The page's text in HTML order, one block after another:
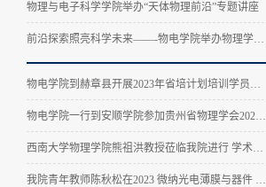
物理与电子科学学院举办“天体物理前沿”专题讲座
前沿探索照亮科学未来——-物电学院举办物理学科发展前沿讲座
物电学院到赫章县开展2023年省培计划培训学员回访暨2024年国培计划培训项目调研
物电学院一行到安顺学院参加贵州省物理学会2024年学术年会
西南大学物理学院熊祖洪教授莅临我院进行 学术交流和基金申报指导工作
我院青年教师陈秋松在2023 微纳光电薄膜与器件 暨重庆地区半导体物理与器件学术研讨会做报告